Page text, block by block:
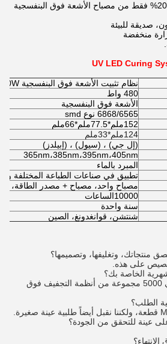
6: استهلاك طاقة منخفض، 20% فقط من مصباح الأشعة فوق البنفسجية
نظام تثبيت الأشعة فوق البنفسجية LED 48 0W
480 واط
الأشعة فوق البنفسجية
6868/6565 نوع smd
152ملم*77.5ملم*66ملم
124ملم*33ملم
(إل جي) ، (سيول) ، (إبيلدز)
365nm،385nm،395nm،405nm
المبرد بالماء
تطبيق في صناعات الطباعة المختلفة
مصباح واحد، مصباح + مصدر الطاقة،
10000الساعات
سنة واحدة
شنتشن، قوانغدونغ، الصين
على هذه.
ج: إن قدرة إنتاج مصنعنا هي 5000 مجموعة من أنظمة التجفيف فوق